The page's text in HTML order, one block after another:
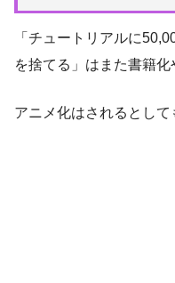
「チュートリアルに
を捨てる」はまた書籍化
アニメ化はされるとして